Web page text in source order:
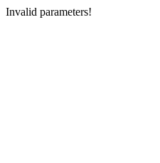
Invalid parameters!